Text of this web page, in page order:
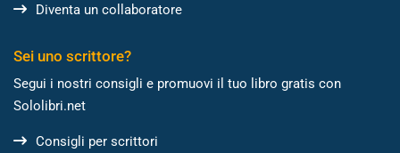
Diventa un collaboratore
Sei uno scrittore?
Segui i nostri consigli e promuovi il tuo libro gratis con
Sololibri.net
Consigli per scrittori